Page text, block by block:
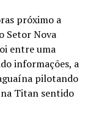
próximo a
Setor Nova
entre uma
informações, a
pilotando
na Titan sentido